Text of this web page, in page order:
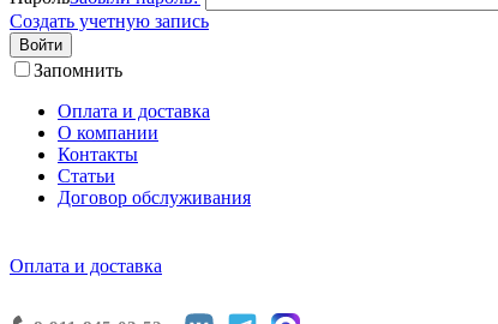
Создать учетную запись
Войти
Запомнить
Оплата и доставка
О компании
Контакты
Статьи
Договор обслуживания
Оплата и доставка